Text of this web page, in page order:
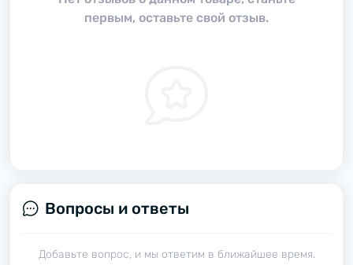
первым, оставьте свой отзыв.
Вопросы и ответы
Добавьте вопрос, и мы ответим в ближайшее время.